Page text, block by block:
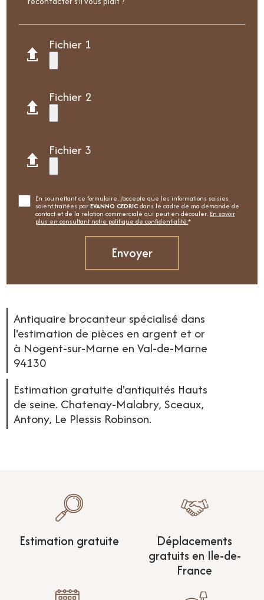
Fichier 1
Fichier 2
Fichier 3
En soumettant ce formulaire, j'accepte que les informations saisies
soient traitées parEVANNO CEDRICdans le cadre de ma demande de
contact et de la relation commerciale qui peut en découler. En savoir
plus en consultant notre politique de confidentialité.*
Antiquaire brocanteur spécialisé dans
l'estimation de pièces en argent et or
à Nogent-sur-Marne en Val-de-Marne
94130
Estimation gratuite d'antiquités Hauts
de seine. Chatenay-Malabry, Sceaux,
Antony, Le Plessis Robinson.
Estimation gratuite
Déplacements
gratuits en Ile-de-
France